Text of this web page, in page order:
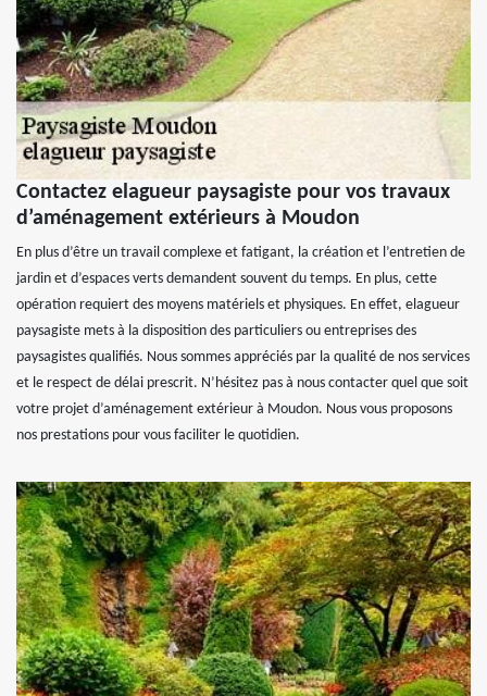
Contactez elagueur paysagiste pour vos travaux
d’aménagement extérieurs à Moudon
En plus d’être un travail complexe et fatigant, la création et l’entretien de
jardin et d’espaces verts demandent souvent du temps. En plus, cette
opération requiert des moyens matériels et physiques. En effet, elagueur
paysagiste mets à la disposition des particuliers ou entreprises des
paysagistes qualifiés. Nous sommes appréciés par la qualité de nos services
et le respect de délai prescrit. N’hésitez pas à nous contacter quel que soit
votre projet d’aménagement extérieur à Moudon. Nous vous proposons
nos prestations pour vous faciliter le quotidien.